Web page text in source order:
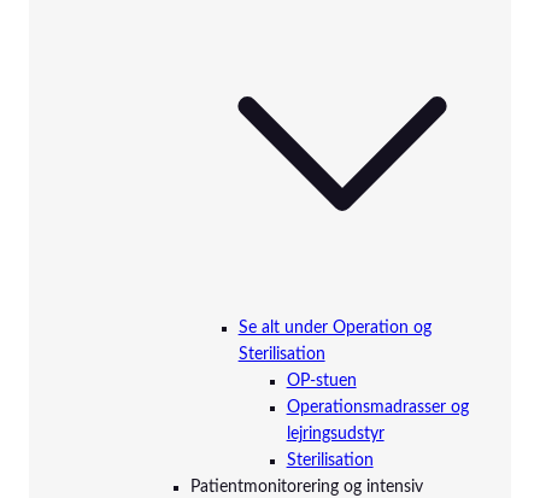
Se alt under Operation og
Sterilisation
OP-stuen
Operationsmadrasser og
lejringsudstyr
Sterilisation
Patientmonitorering og intensiv